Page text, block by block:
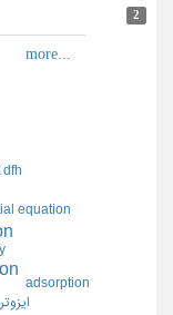
2
adsorption
equation